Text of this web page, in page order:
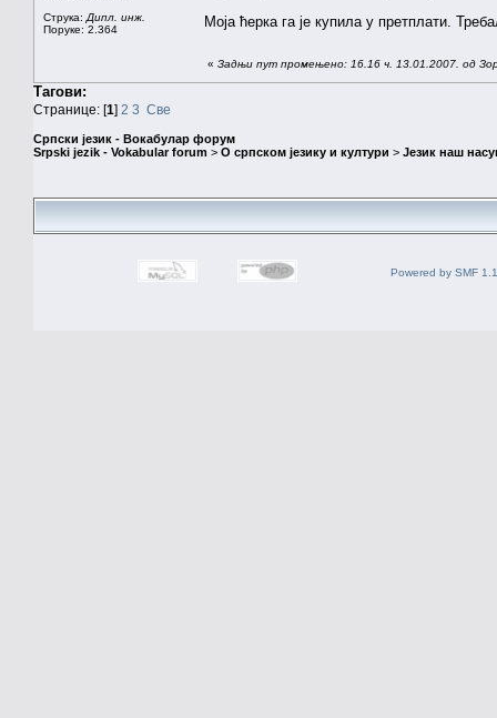
Струка: Дипл. инж.
Поруке: 2.364
Моја ћерка га је купила у претплати.
« Задњи пут промењено: 16.16 ч. 13.01.2007. од
Тагови:
Странице: [1] 2 3 Све
Српски језик - Вокабулар форум
Srpski jezik - Vokabular forum > О српском језику и култури > Језик наш
Powered by SMF